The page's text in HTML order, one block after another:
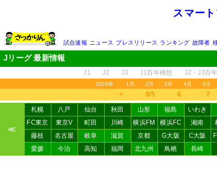
スマー
試合速報 ニュース プレスリリース ランキング 故障者
Jリーグ 最新情報
J1 J2 J3 J1百年構想 J2・J3百
2026年 1月 2月 3月 4月 5月
＜ 8/5 6 7
≪
札幌 八戸 仙台 秋田 山形 福島
いわき
FC東京
東京V 町田 川崎 横浜FM 横浜FC 湘南
藤枝
名古屋 岐阜 滋賀 京都 G大阪 C大阪
愛媛
今治 高知 福岡 北九州 鳥栖 長崎